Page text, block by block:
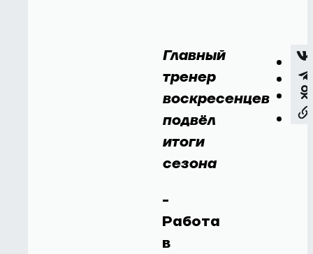
Главный
тренер
воскресенцев
подвёл
итоги
сезона
-
Работа
в